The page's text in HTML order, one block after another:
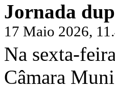
Jornada
17 Maio 2026,
Na sexta-
Câmara